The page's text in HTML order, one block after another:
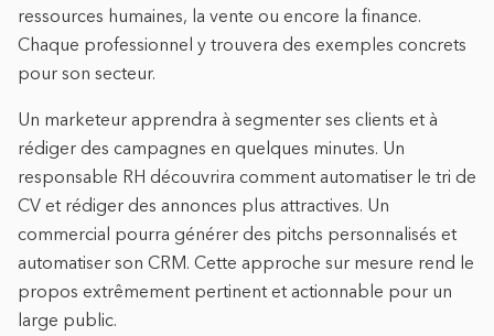
ressources humaines, la vente ou encore la finance.
Chaque professionnel y trouvera des exemples concrets
pour son secteur.
Un marketeur apprendra à segmenter ses clients et à
rédiger des campagnes en quelques minutes. Un
responsable RH découvrira comment automatiser le tri de
CV et rédiger des annonces plus attractives. Un
commercial pourra générer des pitchs personnalisés et
automatiser son CRM. Cette approche sur mesure rend le
propos extrêmement pertinent et actionnable pour un
large public.